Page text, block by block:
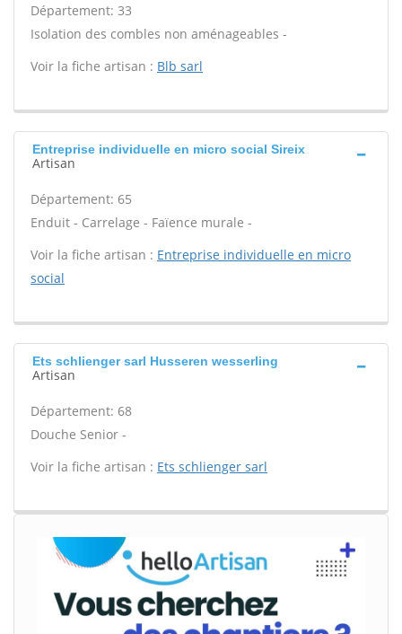
Département: 33
Isolation des combles non aménageables -
Voir la fiche artisan : Blb sarl
Entreprise individuelle en micro social Sireix
Artisan
Département: 65
Enduit - Carrelage - Faïence murale -
Voir la fiche artisan : Entreprise individuelle en micro
social
Ets schlienger sarl Husseren wesserling
Artisan
Département: 68
Douche Senior -
Voir la fiche artisan : Ets schlienger sarl